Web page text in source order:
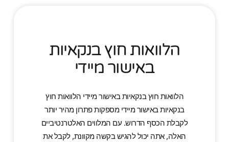
הלוואות חוץ בנקאיות
באישור מיידי
הלוואות חוץ בנקאיות באישור מיידי הלוואות חוץ
בנקאיות באישור מיידי מספקות פתרון מהיר יותר
לקבלת הכסף הדרוש. עם המלווים האלטרנטיביים
האלה, אתה יכול להגיש בקשה מקוונת, לקבל את